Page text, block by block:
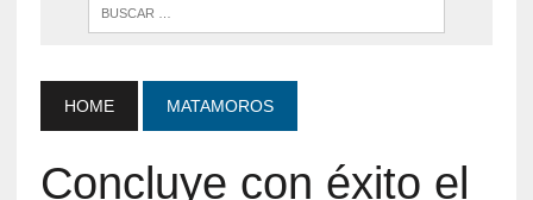
HOME MATAMOROS
Concluye con éxito el